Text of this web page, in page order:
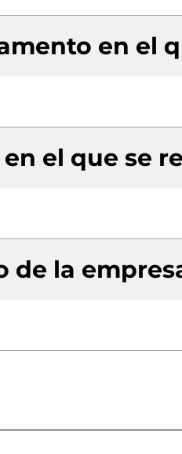
en el
el que se
de la